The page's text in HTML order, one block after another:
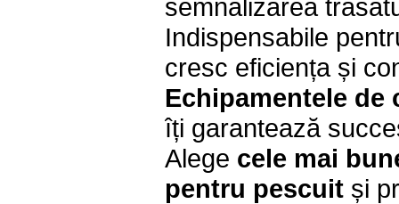
semnalizarea
Indispensabile
cresc eficiența și
Echipamentele
îți garantează
Alege cele mai
pentru pescuit și